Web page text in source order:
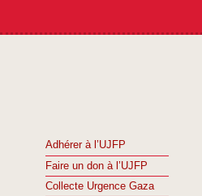
Adhérer à l’UJFP
Faire un don à l’UJFP
Collecte Urgence Gaza